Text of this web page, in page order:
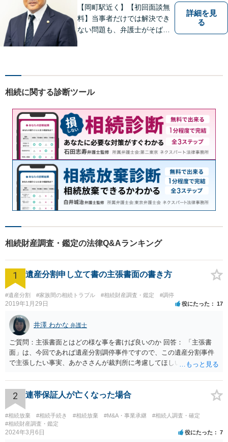
歩3分】
【岡町駅近く】【初回面談無
料】当事者だけでは解決でき
ない問題も、弁護士がそばに
交通事故／企業法務など、幅
対応可能】まずはお気軽にご
連絡ください。
詳細を見
る
相続に関する診断ツール
相続財産調査・鑑定の法律Q&Aランキング
1 遺産分割申し立て書の主張書面の書き方
#遺産分割 #家族間の相続トラブル #相続財産調査・鑑定 #調停
2019年1月29日 役にたった 17
井澤 わかな 弁護士
ご質問：主張書面とはどの様な事を書けば良いのか 回答： 「主張書
面」は、今回であれば遺産分割調停事件ですので、この遺産分割事件
で主張したい事実、あかささんが裁判所に考慮してほしいと思う、亡
ります。 もし、主張したい事実や考慮してほしい事情に関連して
資料を持っているようであれば、主張書面とは別で提出できます。も
し、お姉さんに見られたくないような資料がある場合、「非開示の希
望に関する申出書」と共に提出することも考えられます。 ご質問：書
いた方が良い事と書かない方が良い事 回答： お姉さんが申立書の「申
立ての趣旨」のところに書いている遺産の分け方に対して意見があれ
2 連帯保証人が亡くなった場合
#相続放棄 #相続手続き #相続放棄 #M&A・事業承継
#相続人調査・確定
#相続財産調査・鑑定
2024年3月6日 役にたった 7